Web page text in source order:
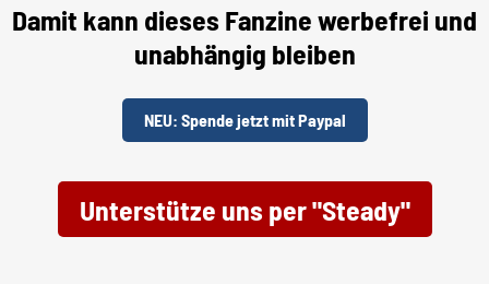
Damit kann dieses Fanzine werbefrei und
unabhängig bleiben
NEU: Spende jetzt mit Paypal
Unterstütze uns per "Steady"